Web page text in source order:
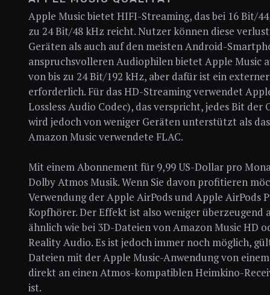
Apple Music bietet HIFI-Streaming, das bei 16 Bit/
zu 24 Bit/48 kHz reicht. Nutzer können diese
Geräten als auch auf den meisten Android-
anspruchsvolleren Audiophilen bietet Apple Music
von bis zu 24 Bit/192 kHz, aber dafür ist ein
erforderlich. Für das HD-Streaming verwendet
Lossless Audio Codec), das verspricht, jedes Bit
wird jedoch von weniger Geräten unterstützt als
Amazon Music verwendete FLAC.
Mit einem Abonnement für 9,99 US-Dollar pro
Dolby Atmos Musik. Wenn Sie davon profitieren
Verwendung der Apple AirPods und Apple AirPods
Kopfhörer. Der Effekt ist also weniger
ähnlich wie bei 3D-Dateien von Amazon Music HD
Reality Audio. Es ist jedoch immer noch möglich,
Dateien mit der Apple Music-Anwendung von
direkt an einen Atmos-kompatiblen Heimkino-
ist.